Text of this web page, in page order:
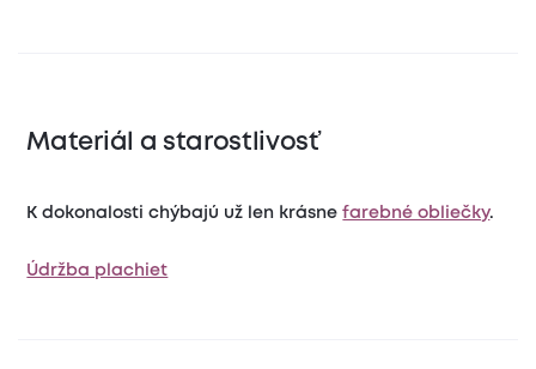
Materiál a starostlivosť
K dokonalosti chýbajú už len krásnefarebné obliečky.
Údržba plachiet